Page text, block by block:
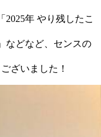
2025年 やり残したこ
などなど、センスの
ざいました！